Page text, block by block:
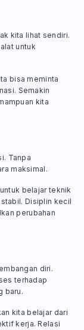
kita lihat sendiri.
untuk
bisa meminta
Semakin
kita
Tanpa
maksimal.
belajar teknik
Disiplin kecil
perubahan
diri.
terhadap
baru.
kita belajar dari
kerja. Relasi